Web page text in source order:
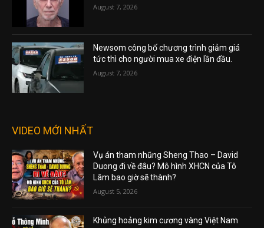
August 7, 2026
Newsom công bố chương trình giảm giá
tức thì cho người mua xe điện lần đầu.
August 7, 2026
VIDEO MỚI NHẤT
Vụ án tham nhũng Sheng Thao – David
Duong đi về đâu? Mô hình XHCN của Tô
Lâm bao giờ sẽ thành?
August 5, 2026
Khủng hoảng kim cương vàng Việt Nam